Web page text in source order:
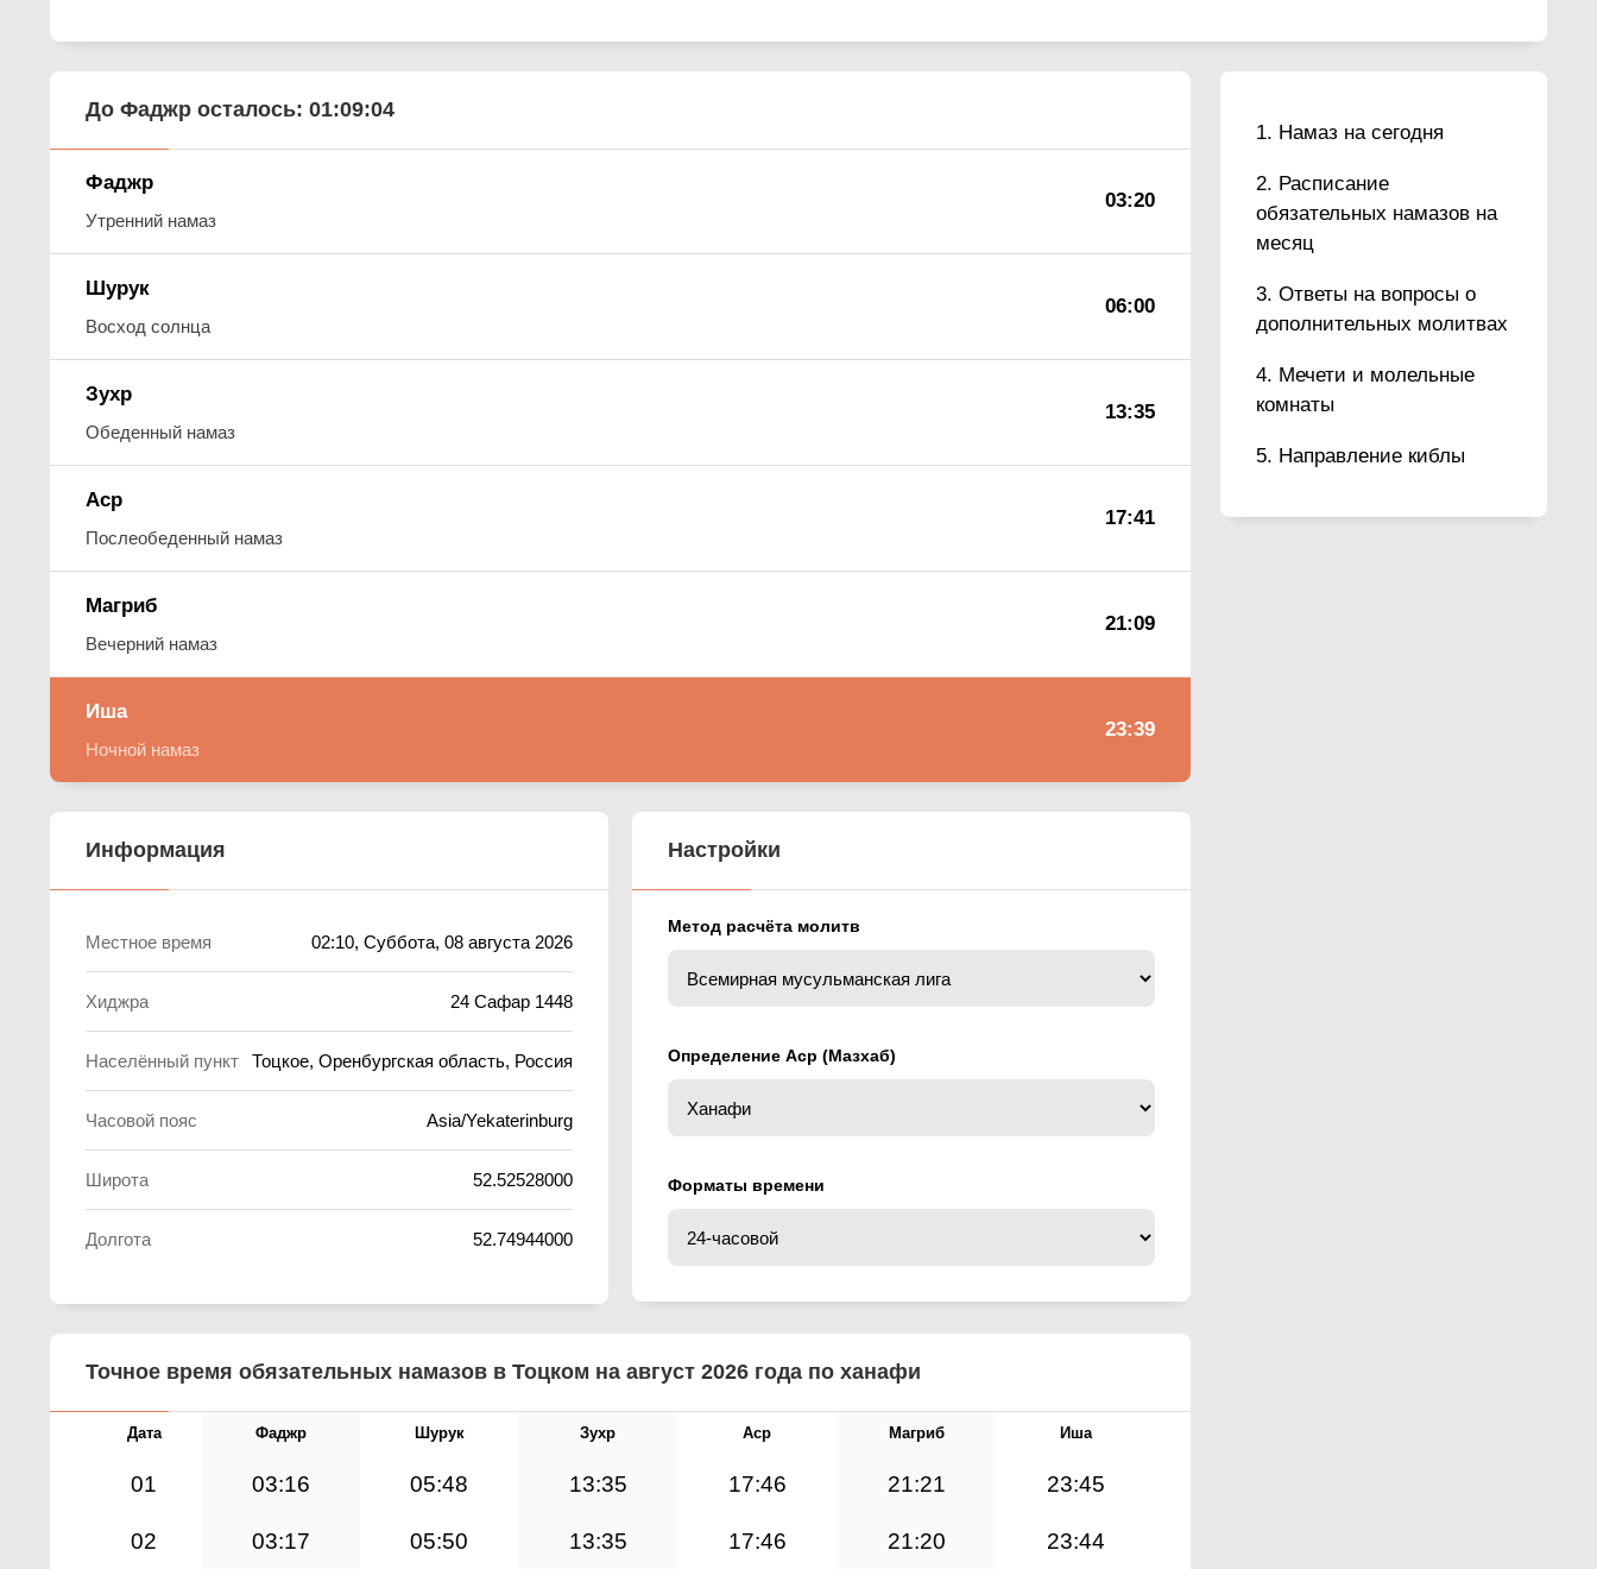
Намаз на сегодня
Расписание
обязательных намазов на
месяц
Ответы на вопросы о
дополнительных молитвах
Мечети и молельные
комнаты
Направление киблы
До Фаджр осталось: 01:09:02
Фаджр
Утренний намаз
03:20
Шурук
Восход солнца
06:00
Зухр
Обеденный намаз
13:35
Аср
Послеобеденный намаз
17:41
Магриб
Вечерний намаз
21:09
Иша
Ночной намаз
23:39
Информация
Местное время 02:11, Суббота, 08 августа 2026
Хиджра 24 Сафар 1448
Населённый пункт Тоцкое, Оренбургская область, Россия
Часовой пояс Asia/Yekaterinburg
Широта 52.52528000
Долгота 52.74944000
Настройки
Метод расчёта молитв
Определение Аср (Мазхаб)
Форматы времени
Точное время обязательных намазов в Тоцком на август 2026 года по ханафи
Дата Фаджр Шурук Зухр Аср Магриб Иша
01 03:16 05:48 13:35 17:46 21:21 23:45
02 03:17 05:50 13:35 17:46 21:20 23:44